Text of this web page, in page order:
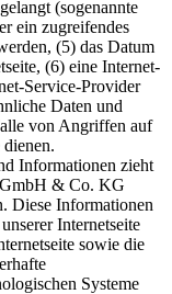
(sogenannte
ein zugreifendes
(5) das Datum
(6) eine Internet-
Service-Provider
Daten und
von Angriffen auf
Informationen zieht
& Co. KG
Diese Informationen
Internetseite
sowie die
Systeme